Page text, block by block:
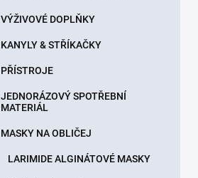
VÝŽIVOVÉ DOPLŇKY
KANYLY & STŘÍKAČKY
PŘÍSTROJE
JEDNORÁZOVÝ SPOTŘEBNÍ
MATERIÁL
MASKY NA OBLIČEJ
LARIMIDE ALGINÁTOVÉ MASKY